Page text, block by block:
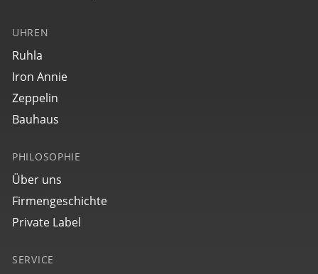
UHREN
Ruhla
Iron Annie
Zeppelin
Bauhaus
PHILOSOPHIE
Über uns
Firmengeschichte
Private Label
SERVICE